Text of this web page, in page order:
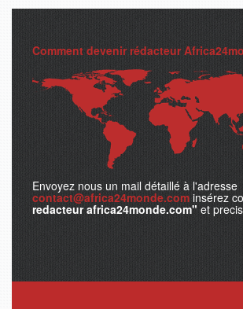
Comment devenir rédacteur
Envoyez nous un mail détaillé à l'adresse
contact@africa24monde.com insérez
redacteur africa24monde.com" et